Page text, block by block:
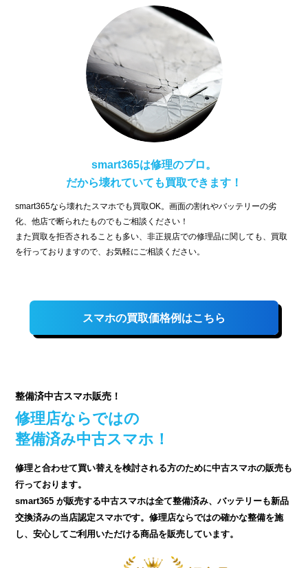
smart365は修理のプロ。
だから壊れていても買取できます！
smart365なら壊れたスマホでも買取OK。画面の割れやバッテリーの劣
化、他店で断られたものでもご相談ください！
また買取を拒否されることも多い、非正規店での修理品に関しても、買取
を行っておりますので、お気軽にご相談ください。
スマホの買取価格例はこちら
整備済中古スマホ販売！
修理店ならではの
整備済み中古スマホ！
修理と合わせて買い替えを検討される方のために中古スマホの販売も
行っております。
smart365 が販売する中古スマホは全て整備済み、バッテリーも新品
交換済みの当店認定スマホです。修理店ならではの確かな整備を施
し、安心してご利用いただける商品を販売しています。